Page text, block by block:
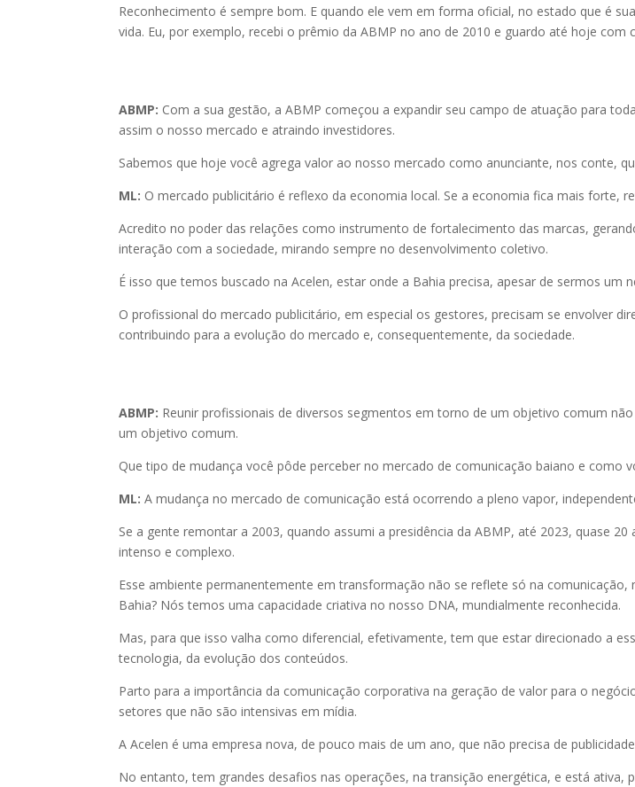
Reconhecimento é sempre bom. E quando ele vem em forma oficial, no estado que é
vida. Eu, por exemplo, recebi o prêmio da ABMP no ano de 2010 e guardo até hoje com
ABMP: Com a sua gestão, a ABMP começou a expandir seu campo de atuação para
assim o nosso mercado e atraindo investidores.
Sabemos que hoje você agrega valor ao nosso mercado como anunciante, nos conte,
ML: O mercado publicitário é reflexo da economia local. Se a economia fica mais forte,
Acredito no poder das relações como instrumento de fortalecimento das marcas,
interação com a sociedade, mirando sempre no desenvolvimento coletivo.
É isso que temos buscado na Acelen, estar onde a Bahia precisa, apesar de sermos um
O profissional do mercado publicitário, em especial os gestores, precisam se envolver
contribuindo para a evolução do mercado e, consequentemente, da sociedade.
ABMP: Reunir profissionais de diversos segmentos em torno de um objetivo comum
um objetivo comum.
Que tipo de mudança você pôde perceber no mercado de comunicação baiano e como
ML:A mudança no mercado de comunicação está ocorrendo a pleno vapor,
Se a gente remontar a 2003, quando assumi a presidência da ABMP, até 2023, quase
intenso e complexo.
Esse ambiente permanentemente em transformação não se reflete só na
Bahia? Nós temos uma capacidade criativa no nosso DNA, mundialmente reconhecida.
Mas, para que isso valha como diferencial, efetivamente, tem que estar direcionado a
tecnologia, da evolução dos conteúdos.
Parto para a importância da comunicação corporativa na geração de valor para o
setores que não são intensivas em mídia.
A Acelen é uma empresa nova, de pouco mais de um ano, que não precisa de
No entanto, tem grandes desafios nas operações, na transição energética, e está